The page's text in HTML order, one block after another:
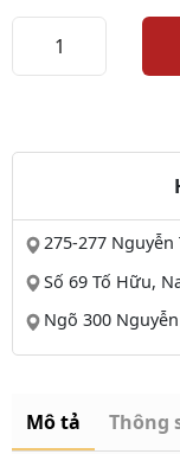
Yamaha
275-277
Số 69 Tố Hữu,
Ngõ 300
Mô tả Thông